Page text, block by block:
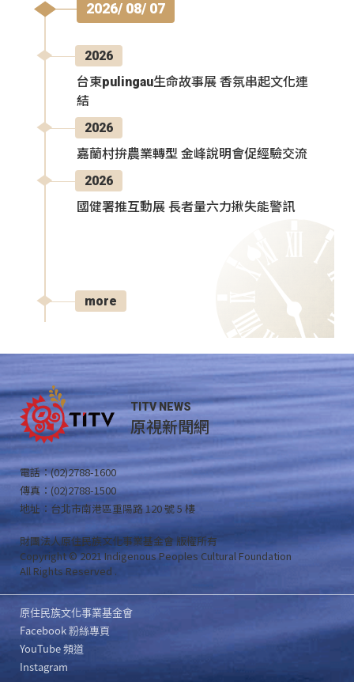
2026/ 08/ 07
2026
台東pulingau生命故事展 香氛串起文化連
結
2026
嘉蘭村拚農業轉型 金峰說明會促經驗交流
2026
國健署推互動展 長者量六力揪失能警訊
more
TITV NEWS
原視新聞網
電話：(02)2788-1600
傳真：(02)2788-1500
地址：台北市南港區重陽路 120 號 5 樓
財團法人原住民族文化事業基金會 版權所有
Copyright © 2021 Indigenous Peoples Cultural Foundation
All Rights Reserved .
原住民族文化事業基金會
Facebook 粉絲專頁
YouTube 頻道
Instagram